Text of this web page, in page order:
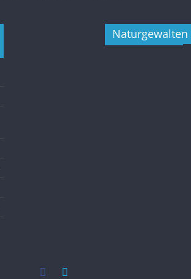
Naturgewalten